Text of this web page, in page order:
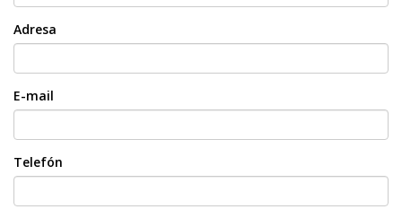
Adresa
E-mail
Telefón